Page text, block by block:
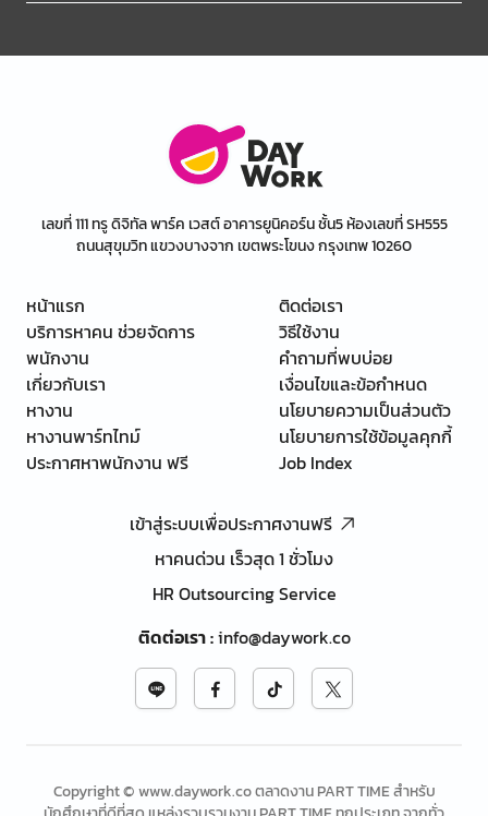
เลขที่ 111 ทรู ดิจิทัล พาร์ค เวสต์ อาคารยูนิคอร์น ชั้น5 ห้องเลขที่ SH555
ถนนสุขุมวิท แขวงบางจาก เขตพระโขนง กรุงเทพ 10260
หน้าแรก
บริการหาคน ช่วยจัดการ
พนักงาน
เกี่ยวกับเรา
หางาน
หางานพาร์ทไทม์
ประกาศหาพนักงาน ฟรี
ติดต่อเรา
วิธีใช้งาน
คำถามที่พบบ่อย
เงื่อนไขและข้อกำหนด
นโยบายความเป็นส่วนตัว
นโยบายการใช้ข้อมูลคุกกี้
Job Index
เข้าสู่ระบบเพื่อประกาศงานฟรี
หาคนด่วน เร็วสุด 1 ชั่วโมง
HR Outsourcing Service
ติดต่อเรา:info@daywork.co
Copyright © www.daywork.co ตลาดงาน PART TIME สำหรับ